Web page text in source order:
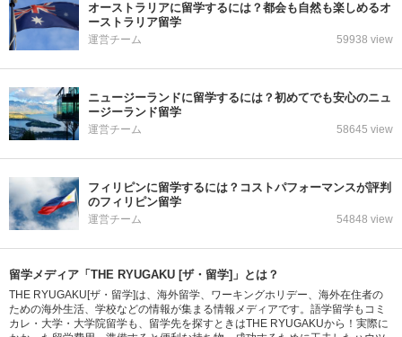
オーストラリアに留学するには？都会も自然も楽しめるオ
ーストラリア留学
運営チーム 59938 view
ニュージーランドに留学するには？初めてでも安心のニュ
ージーランド留学
運営チーム 58645 view
フィリピンに留学するには？コストパフォーマンスが評判
のフィリピン留学
運営チーム 54848 view
留学メディア「THE RYUGAKU [ザ・留学]」とは？
THE RYUGAKU[ザ・留学]は、海外留学、ワーキングホリデー、海外在住者の
ための海外生活、学校などの情報が集まる情報メディアです。語学留学もコミ
カレ・大学・大学院留学も、留学先を探すときはTHE RYUGAKUから！実際に